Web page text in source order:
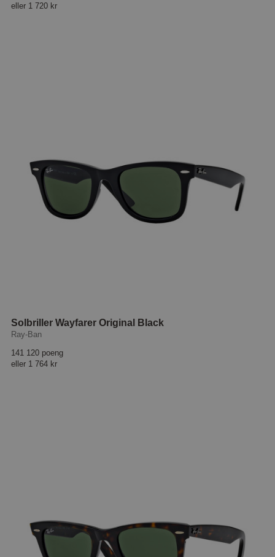
eller 1 720 kr
Solbriller Wayfarer Original Black
Ray-Ban
141 120 poeng
eller 1 764 kr